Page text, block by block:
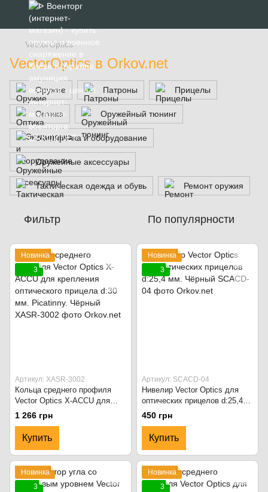
VectorOptics
VectorOptics в Orkov.net
Оружие Патроны Прицелы
Оптика Оружейный тюнинг
Экипировка и оборудование
Оружейные аксессуары
Тактическая одежда и обувь Ремонт оружия
Фильтр По популярности
Новинка
3
Артикул: XASR-3002
Кольца среднего профиля
Vector Optics X-ACCU для
крепления оптического
прицела d:30 мм. Picatinny.
Чёрный
1 266 грн
Купить
Новинка
3
Артикул: SCACD-04
Нивелир Vector Optics для
оптических прицелов d:25,4
мм. Чёрный
450 грн
Купить
Новинка
3
Новинка
3